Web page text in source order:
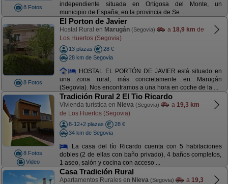
8 Fotos
independiente situada en Ortigosa del Monte, un
municipio de España, en la provincia de Se ...
8 Fotos
El Porton de Javier
Hostal Rural en Marugán (Segovia) a 18,9 km de
Los Huertos (Segovia)
13 plazas
28 €
28 km de Segovia
HOSTAL EL PORTÓN DE JAVIER está situado en
una zona rural, más concretamente en Marugán
(Segovia). Nos encontramos a una hora en coche de la ...
8 Fotos
Video
Tradición Rural 2 El Tio Ricardo
Vivienda turística en Nieva (Segovia) a 19,3 km
de Los Huertos (Segovia)
8-12+2 plazas
28 €
34 km de Segovia
La casa del tío Ricardo cuenta con 5 habitaciones
dobles (2 de ellas con baño privado), 4 baños completos,
1 aseo, salón y cocina con acceso ...
Casa Tradición Rural
Apartamentos Rurales en Nieva (Segovia) a 19,3